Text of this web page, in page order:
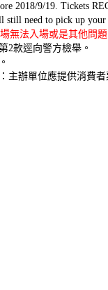
2018/9/19. Tickets
need to pick up
無法入場或是其他問
2款逕向警方檢舉。
辦單位應提供消費